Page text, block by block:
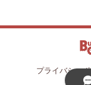
プライバシー